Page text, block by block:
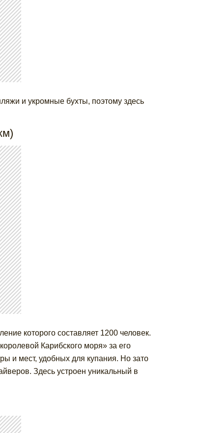
и укромные бухты, поэтому здесь
которого составляет 1200 человек.
Карибского моря» за его
и мест, удобных для купания. Но зато
Здесь устроен уникальный в